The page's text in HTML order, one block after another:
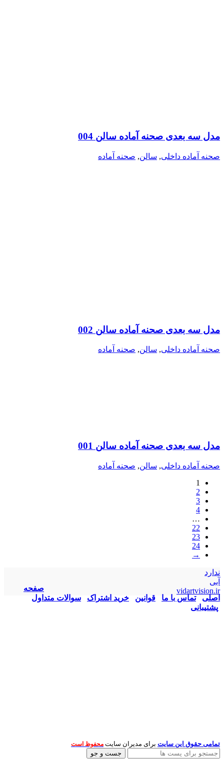
مدل سه بعدی صحنه آماده سالن 004
صحنه آماده داخلی, سالن, صحنه آماده
مدل سه بعدی صحنه آماده سالن 002
صحنه آماده داخلی, سالن, صحنه آماده
مدل سه بعدی صحنه آماده سالن 001
صحنه آماده داخلی, سالن, صحنه آماده
1
2
3
4
…
22
23
24
→
ندارد
آبی
vidartvision.ir
صفحه
اصلی
تماس با ما قوانین خرید اشتراک
سوالات متداول
پشتیبانی
تمامی حقوق این سایت برای مدیران سایت محفوظ است
جست و جو